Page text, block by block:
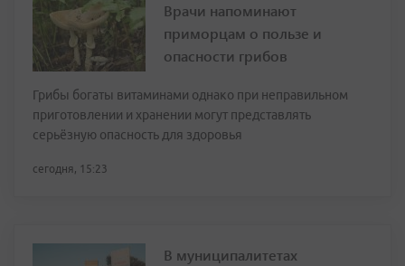
Врачи напоминают
приморцам о пользе и
опасности грибов
Грибы богаты витаминами однако при неправильном
приготовлении и хранении могут представлять
серьёзную опасность для здоровья
сегодня, 15:23
В муниципалитетах